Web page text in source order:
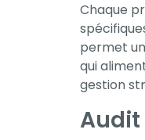
Chaque
permet
qui
gestion
Audit
façon dont le
site Web est
Afin que notre